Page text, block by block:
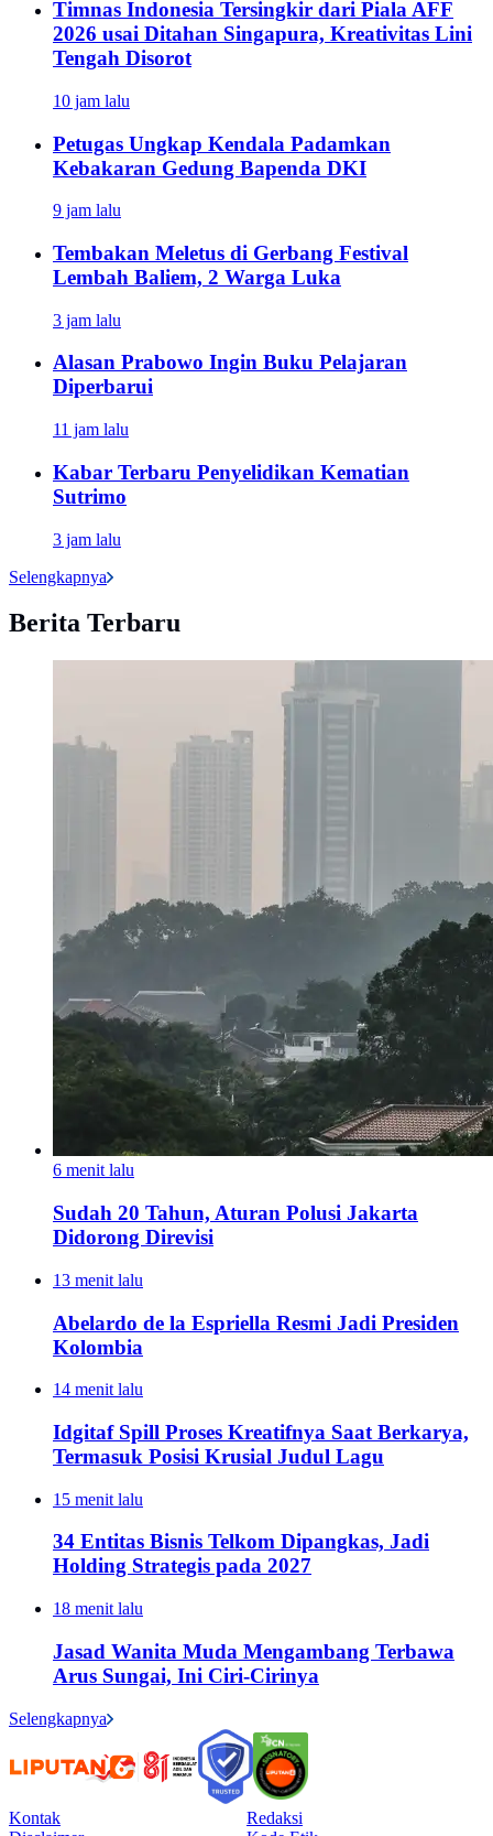
Timnas Indonesia Tersingkir dari Piala AFF
2026 usai Ditahan Singapura, Kreativitas Lini
Tengah Disorot
10 jam lalu
Petugas Ungkap Kendala Padamkan
Kebakaran Gedung Bapenda DKI
9 jam lalu
Tembakan Meletus di Gerbang Festival
Lembah Baliem, 2 Warga Luka
3 jam lalu
Alasan Prabowo Ingin Buku Pelajaran
Diperbarui
11 jam lalu
Kabar Terbaru Penyelidikan Kematian
Sutrimo
3 jam lalu
Selengkapnya
Berita Terbaru
6 menit lalu
Sudah 20 Tahun, Aturan Polusi Jakarta
Didorong Direvisi
13 menit lalu
Abelardo de la Espriella Resmi Jadi Presiden
Kolombia
14 menit lalu
Idgitaf Spill Proses Kreatifnya Saat Berkarya,
Termasuk Posisi Krusial Judul Lagu
15 menit lalu
34 Entitas Bisnis Telkom Dipangkas, Jadi
Holding Strategis pada 2027
18 menit lalu
Jasad Wanita Muda Mengambang Terbawa
Arus Sungai, Ini Ciri-Cirinya
Selengkapnya
Kontak
Redaksi